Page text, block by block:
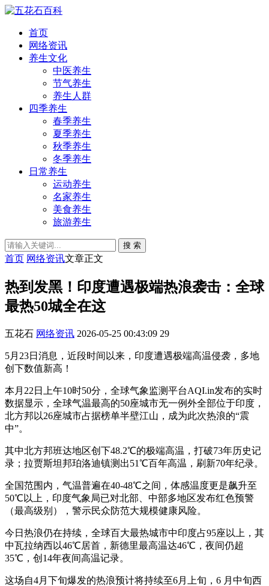
首页
网络资讯
养生文化
中医养生
节气养生
养生人群
四季养生
春季养生
夏季养生
秋季养生
冬季养生
日常养生
运动养生
名家养生
美食养生
旅游养生
搜 索
首页 网络资讯文章正文
热到发黑！印度遭遇极端热浪袭击：全球
最热50城全在这
五花石 网络资讯 2026-05-25 00:43:09 29
5月23日消息，近段时间以来，印度遭遇极端高温侵袭，多地
创下数值新高！
本月22日上午10时50分，全球气象监测平台AQI.in发布的实时
数据显示，全球气温最高的50座城市无一例外全部位于印度，
北方邦以26座城市占据榜单半壁江山，成为此次热浪的“震
中”。
其中北方邦班达地区创下48.2℃的极端高温，打破73年历史记
录；拉贾斯坦邦珀洛迪镇测出51℃百年高温，刷新70年纪录。
全国范围内，气温普遍在40-48℃之间，体感温度更是飙升至
50℃以上，印度气象局已对北部、中部多地区发布红色预警
（最高级别），警示民众防范大规模健康风险。
今日热浪仍在持续，全球百大最热城市中印度占95座以上，其
中瓦拉纳西以46℃居首，新德里最高温达46℃，夜间仍超
35℃，创14年夜间高温记录。
这场自4月下旬爆发的热浪预计将持续至6月上旬，6 月中旬西